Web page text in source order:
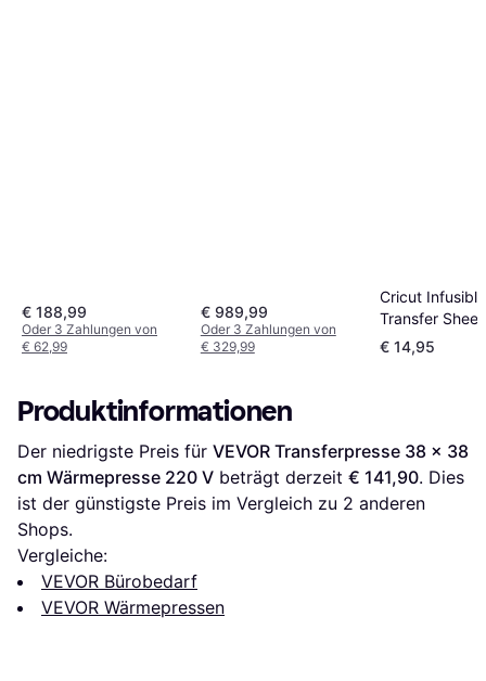
€ 188,99
Oder 3 Zahlungen von
€ 62,99
€ 989,99
Oder 3 Zahlungen von
€ 329,99
Cricut
Transfer
Rainbow
30.5x30.5cm
€ 14,95
Produktinformationen
Der niedrigste Preis für VEVOR Transferpresse 38 x 38
cm Wärmepresse 220 V beträgt derzeit € 141,90. Dies
ist der günstigste Preis im Vergleich zu 2 anderen
Shops.
Vergleiche:
VEVOR Bürobedarf
VEVOR Wärmepressen